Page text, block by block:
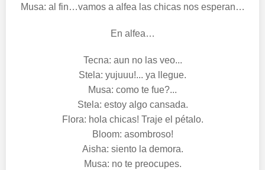
Musa: al fin…vamos a alfea las chicas nos esperan…
En alfea…
Tecna: aun no las veo...
Stela: yujuuu!... ya llegue.
Musa: como te fue?...
Stela: estoy algo cansada.
Flora: hola chicas! Traje el pétalo.
Bloom: asombroso!
Aisha: siento la demora.
Musa: no te preocupes.